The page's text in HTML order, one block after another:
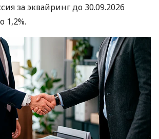
за эквайринг до 30.09.2026
1,2%.